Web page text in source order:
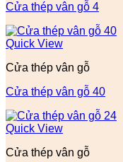
Cửa thép vân gỗ 4
Quick View
Cửa thép vân gỗ
Cửa thép vân gỗ 40
Quick View
Cửa thép vân gỗ